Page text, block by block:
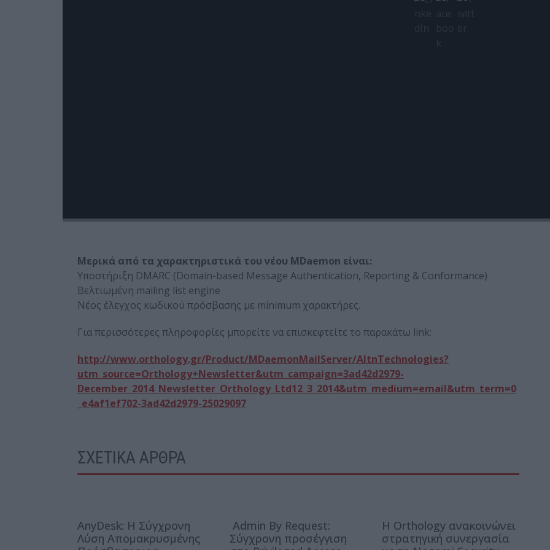
Μερικά από τα χαρακτηριστικά του νέου MDaemon είναι:
Υποστήριξη DMARC (Domain-based Message Authentication, Reporting & Conformance)
Βελτιωμένη mailing list engine
Νέος έλεγχος κωδικού πρόσβασης με minimum χαρακτήρες.
Για περισσότερες πληροφορίες μπορείτε να επισκεφτείτε το παρακάτω link:
http://www.orthology.gr/Product/MDaemonMailServer/AltnTechnologies?
utm_source=Orthology+Newsletter&utm_campaign=3ad42d2979-
December_2014_Newsletter_Orthology_Ltd12_3_2014&utm_medium=email&utm_term=0
_e4af1ef702-3ad42d2979-25029097
ΣΧΕΤΙΚΑ ΑΡΘΡΑ
AnyDesk: Η Σύγχρονη
Λύση Απομακρυσμένης
Admin By Request:
Σύγχρονη προσέγγιση
Η Orthology ανακοινώνει
στρατηγική συνεργασία